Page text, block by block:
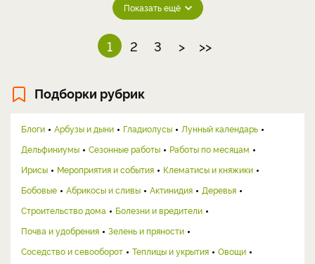
Показать ещё
1 2 3 > >>
Подборки рубрик
Блоги Арбузы и дыни Гладиолусы
Лунный календарь
Дельфиниумы
Сезонные работы
Работы по месяцам
Ирисы
Мероприятия и события
Клематисы и княжики
Бобовые
Абрикосы и сливы Актинидия
Деревья
Строительство дома
Болезни и вредители
Почва и удобрения
Зелень и пряности
Соседство и севооборот
Теплицы и укрытия Овощи